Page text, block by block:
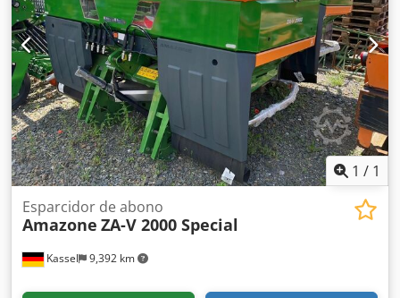
1 / 1
Kassel 9,392 km
Esparcidor de abono
Amazone ZA-V 2000 Special